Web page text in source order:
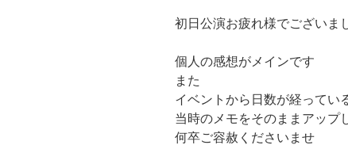
初日公演お疲れ様でございま
個人の感想がメインです
また
イベントから日数が経ってい
当時のメモをそのままアップ
何卒ご容赦くださいませ